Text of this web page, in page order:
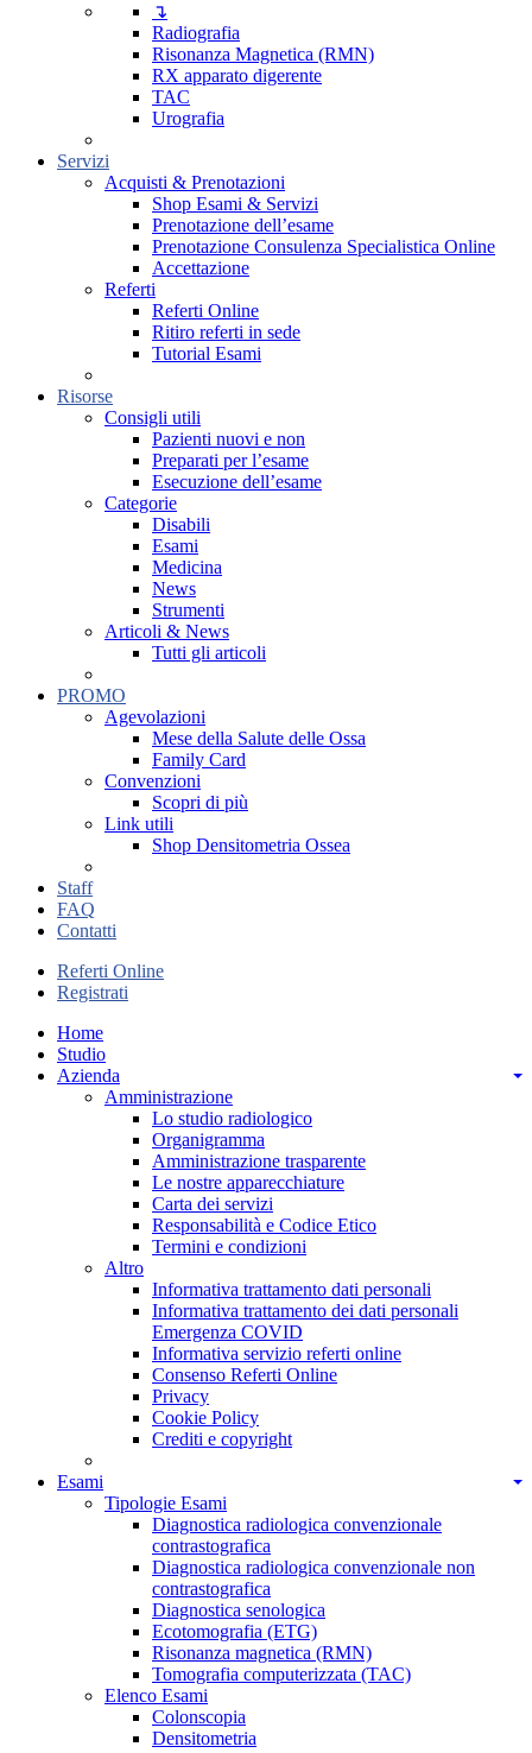
↴
Radiografia
Risonanza Magnetica (RMN)
RX apparato digerente
TAC
Urografia
Servizi
Acquisti & Prenotazioni
Shop Esami & Servizi
Prenotazione dell’esame
Prenotazione Consulenza Specialistica Online
Accettazione
Referti
Referti Online
Ritiro referti in sede
Tutorial Esami
Risorse
Consigli utili
Pazienti nuovi e non
Preparati per l’esame
Esecuzione dell’esame
Categorie
Disabili
Esami
Medicina
News
Strumenti
Articoli & News
Tutti gli articoli
PROMO
Agevolazioni
Mese della Salute delle Ossa
Family Card
Convenzioni
Scopri di più
Link utili
Shop Densitometria Ossea
Staff
FAQ
Contatti
Referti Online
Registrati
Home
Studio
Azienda
Amministrazione
Lo studio radiologico
Organigramma
Amministrazione trasparente
Le nostre apparecchiature
Carta dei servizi
Responsabilità e Codice Etico
Termini e condizioni
Altro
Informativa trattamento dati personali
Informativa trattamento dei dati personali
Emergenza COVID
Informativa servizio referti online
Consenso Referti Online
Privacy
Cookie Policy
Crediti e copyright
Esami
Tipologie Esami
Diagnostica radiologica convenzionale
contrastografica
Diagnostica radiologica convenzionale non
contrastografica
Diagnostica senologica
Ecotomografia (ETG)
Risonanza magnetica (RMN)
Tomografia computerizzata (TAC)
Elenco Esami
Colonscopia
Densitometria